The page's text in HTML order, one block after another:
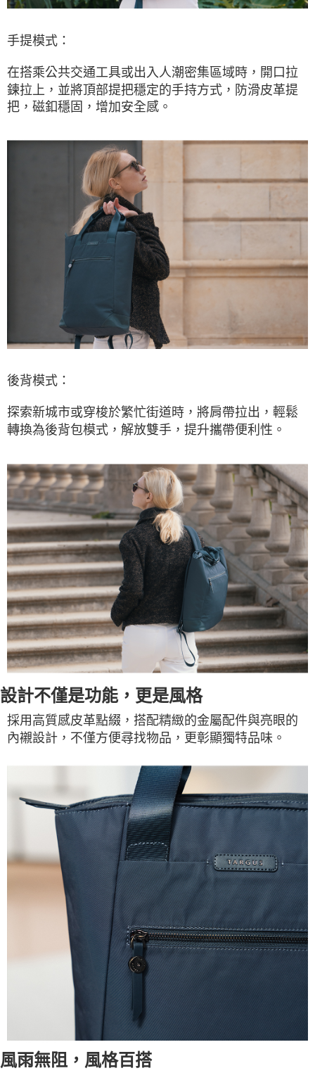
手提模式：
在搭乘公共交通工具或出入人潮密集區域時，開口拉
鍊拉上，並將頂部提把穩定的手持方式，防滑皮革提
把，磁釦穩固，增加安全感。
後背模式：
探索新城市或穿梭於繁忙街道時，將肩帶拉出，輕鬆
轉換為後背包模式，解放雙手，提升攜帶便利性。
設計不僅是功能，更是風格
採用高質感皮革點綴，搭配精緻的金屬配件與亮眼的
內襯設計，不僅方便尋找物品，更彰顯獨特品味。
風雨無阻，風格百搭